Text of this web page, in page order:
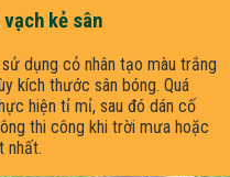
kẻ sân
dụng cỏ nhân tạo màu trắng
kích thước sân bóng. Quá
hiện tỉ mỉ, sau đó dán cố
thi công khi trời mưa hoặc
nhất.